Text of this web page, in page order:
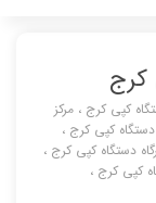
کرج
کپی کرج ، مرکز
کپی کرج ،
دستگاه کپی کرج ،
کپی کرج ،